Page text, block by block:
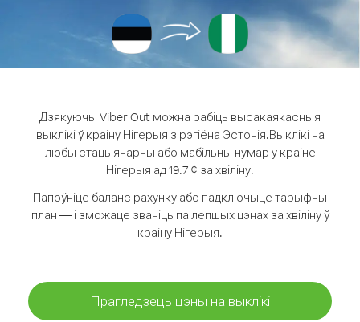
Дзякуючы Viber Out можна рабіць высакаякасныя
выклікі ў краіну Нігерыя з рэгіёна Эстонія.Выклікі на
любы стацыянарны або мабільны нумар у краіне
Нігерыя ад 19.7 ¢ за хвіліну.
Папоўніце баланс рахунку або падключыце тарыфны
план — і зможаце званіць па лепшых цэнах за хвіліну ў
краіну Нігерыя.
Прагледзець цэны на выклікі